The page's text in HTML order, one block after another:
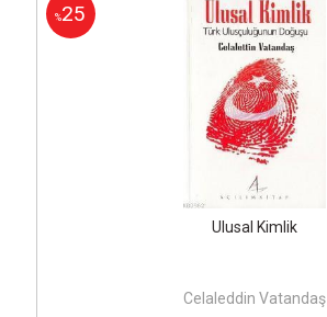
%25
Ulusal Kimlik
Celaleddin Vatandaş